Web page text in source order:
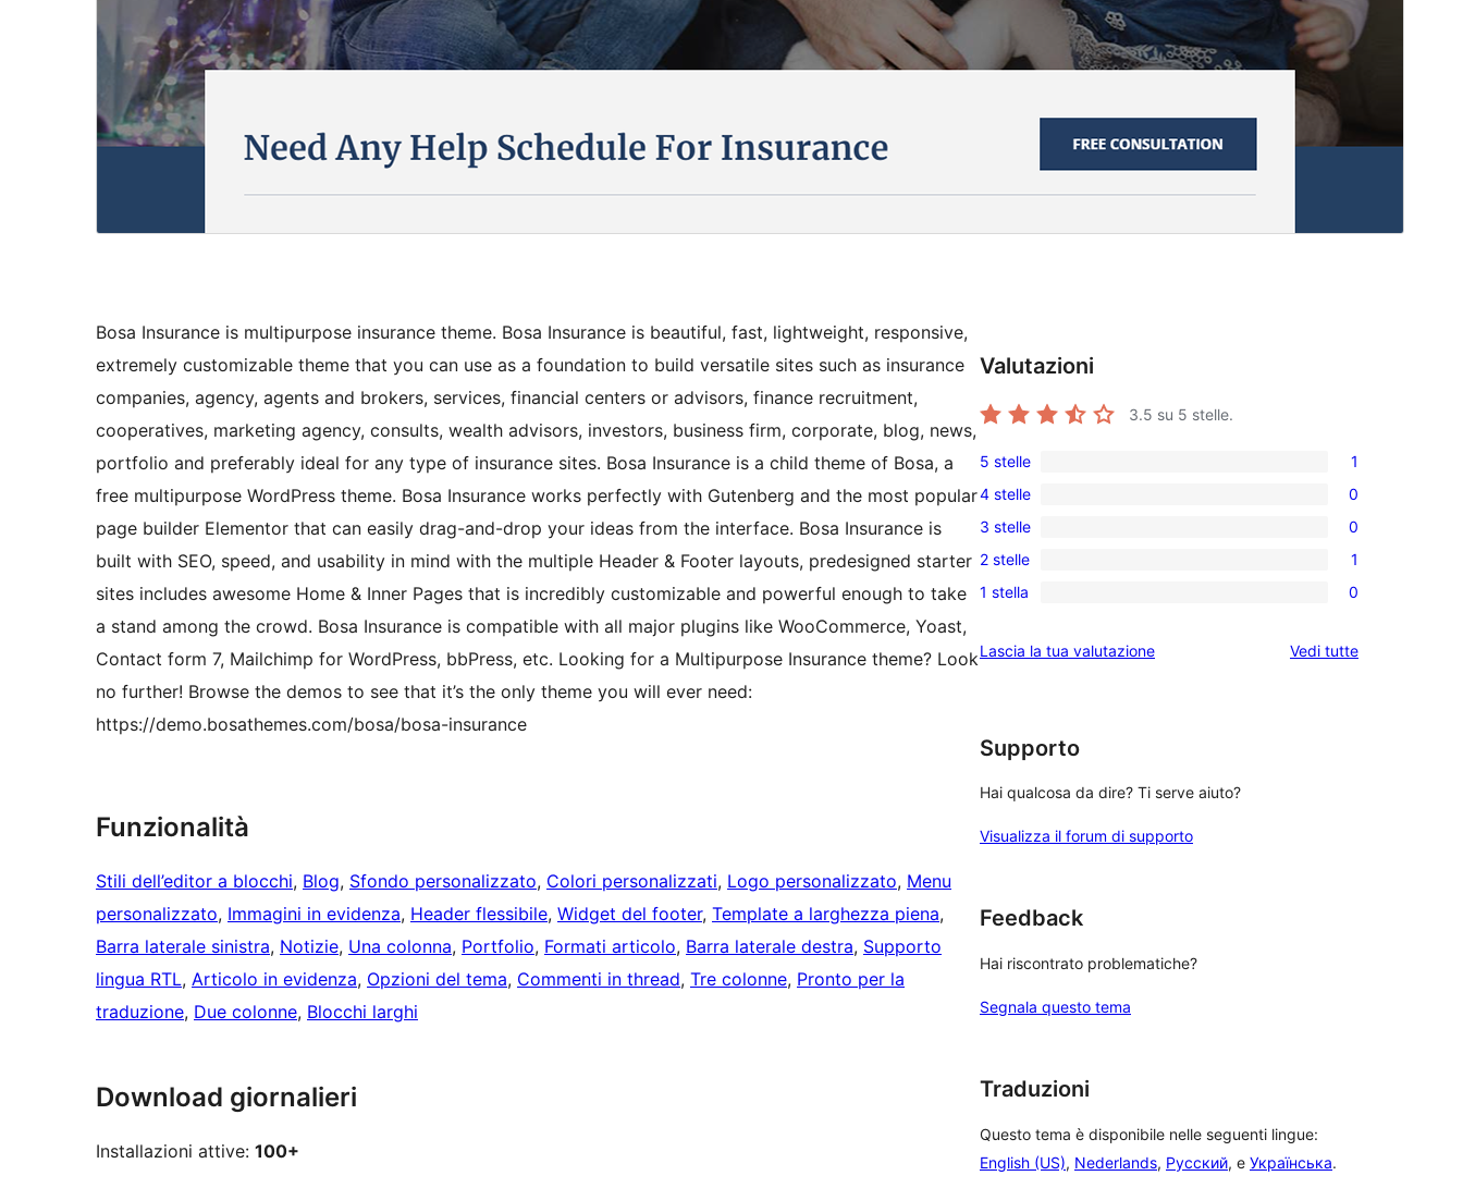
Bosa Insurance is multipurpose insurance theme. Bosa Insurance is beautiful, fast, lightweight, responsive,
extremely customizable theme that you can use as a foundation to build versatile sites such as insurance
companies, agency, agents and brokers, services, financial centers or advisors, finance recruitment,
cooperatives, marketing agency, consults, wealth advisors, investors, business firm, corporate, blog, news,
portfolio and preferably ideal for any type of insurance sites. Bosa Insurance is a child theme of Bosa, a
free multipurpose WordPress theme. Bosa Insurance works perfectly with Gutenberg and the most popular
page builder Elementor that can easily drag-and-drop your ideas from the interface. Bosa Insurance is
built with SEO, speed, and usability in mind with the multiple Header & Footer layouts, predesigned starter
sites includes awesome Home & Inner Pages that is incredibly customizable and powerful enough to take
a stand among the crowd. Bosa Insurance is compatible with all major plugins like WooCommerce, Yoast,
Contact form 7, Mailchimp for WordPress, bbPress, etc. Looking for a Multipurpose Insurance theme? Look
no further! Browse the demos to see that it’s the only theme you will ever need:
https://demo.bosathemes.com/bosa/bosa-insurance
Funzionalità
Stili dell’editor a blocchi, Blog, Sfondo personalizzato, Colori personalizzati, Logo personalizzato, Menu
personalizzato, Immagini in evidenza, Header flessibile, Widget del footer, Template a larghezza piena
Barra laterale sinistra, Notizie, Una colonna, Portfolio, Formati articolo, Barra laterale destra, Supporto
lingua RTL, Articolo in evidenza, Opzioni del tema, Commenti in thread, Tre colonne, Pronto per la
traduzione, Due colonne, Blocchi larghi
Download giornalieri
Installazioni attive: 100+
Valutazioni
3.5 su 5 stelle.
1
5-
recensioni
a
stelle
5 stelle 1
0
recensioni
a
4-
4 stelle 0
0
recensioni
a
stelle
3 stelle 0
1
2-
a
2 stelle 1
0
a
1 stella 0
Lascia la tua valutazione Vedi tuttele
Supporto
Hai qualcosa da dire? Ti serve aiuto?
Visualizza il forum di supporto
Feedback
Hai riscontrato problematiche?
Segnala questo tema
Traduzioni
Questo tema è disponibile nelle seguenti lingue:
English (US), Nederlands, Русский, e Українська.